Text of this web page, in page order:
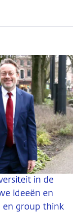
in de
ideeën en
en group think